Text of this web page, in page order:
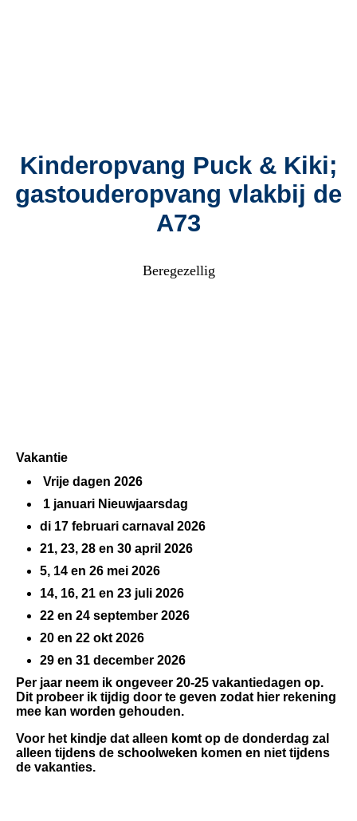
Kinderopvang Puck & Kiki;
gastouderopvang vlakbij de
A73
Beregezellig
Vakantie
Vrije dagen 2026
1 januari Nieuwjaarsdag
di 17 februari carnaval 2026
21, 23, 28 en 30 april 2026
5, 14 en 26 mei 2026
14, 16, 21 en 23 juli 2026
22 en 24 september 2026
20 en 22 okt 2026
29 en 31 december 2026
Per jaar neem ik ongeveer 20-25 vakantiedagen op.
Dit probeer ik tijdig door te geven zodat hier rekening
mee kan worden gehouden.
Voor het kindje dat alleen komt op de donderdag zal
alleen tijdens de schoolweken komen en niet tijdens
de vakanties.